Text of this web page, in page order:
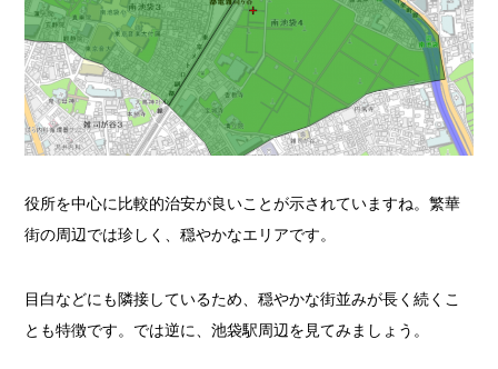
役所を中心に比較的治安が良いことが示されていますね。繁華
街の周辺では珍しく、穏やかなエリアです。
目白などにも隣接しているため、穏やかな街並みが長く続くこ
とも特徴です。では逆に、池袋駅周辺を見てみましょう。